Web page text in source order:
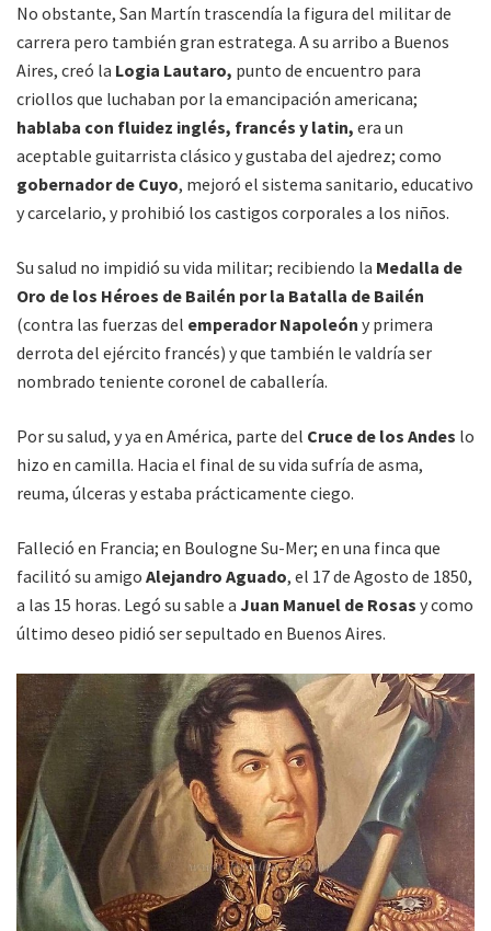
No obstante, San Martín trascendía la figura del militar de
carrera pero también gran estratega. A su arribo a Buenos
Aires, creó la Logia Lautaro, punto de encuentro para
criollos que luchaban por la emancipación americana;
hablaba con fluidez inglés, francés y latin, era un
aceptable guitarrista clásico y gustaba del ajedrez; como
gobernador de Cuyo, mejoró el sistema sanitario, educativo
y carcelario, y prohibió los castigos corporales a los niños.
Su salud no impidió su vida militar; recibiendo la Medalla de
Oro de los Héroes de Bailén por la Batalla de Bailén
(contra las fuerzas del emperador Napoleón y primera
derrota del ejército francés) y que también le valdría ser
nombrado teniente coronel de caballería.
Por su salud, y ya en América, parte del Cruce de los Andes lo
hizo en camilla. Hacia el final de su vida sufría de asma,
reuma, úlceras y estaba prácticamente ciego.
Falleció en Francia; en Boulogne Su-Mer; en una finca que
facilitó su amigo Alejandro Aguado, el 17 de Agosto de 1850,
a las 15 horas. Legó su sable a Juan Manuel de Rosas y como
último deseo pidió ser sepultado en Buenos Aires.